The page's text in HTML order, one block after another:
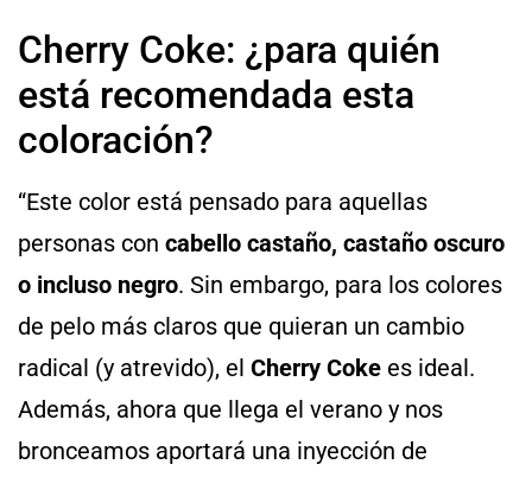
Cherry Coke: ¿para quién
está recomendada esta
coloración?
“Este color está pensado para aquellas
personas con cabello castaño, castaño oscuro
o incluso negro. Sin embargo, para los colores
de pelo más claros que quieran un cambio
radical (y atrevido), el Cherry Coke es ideal.
Además, ahora que llega el verano y nos
bronceamos aportará una inyección de